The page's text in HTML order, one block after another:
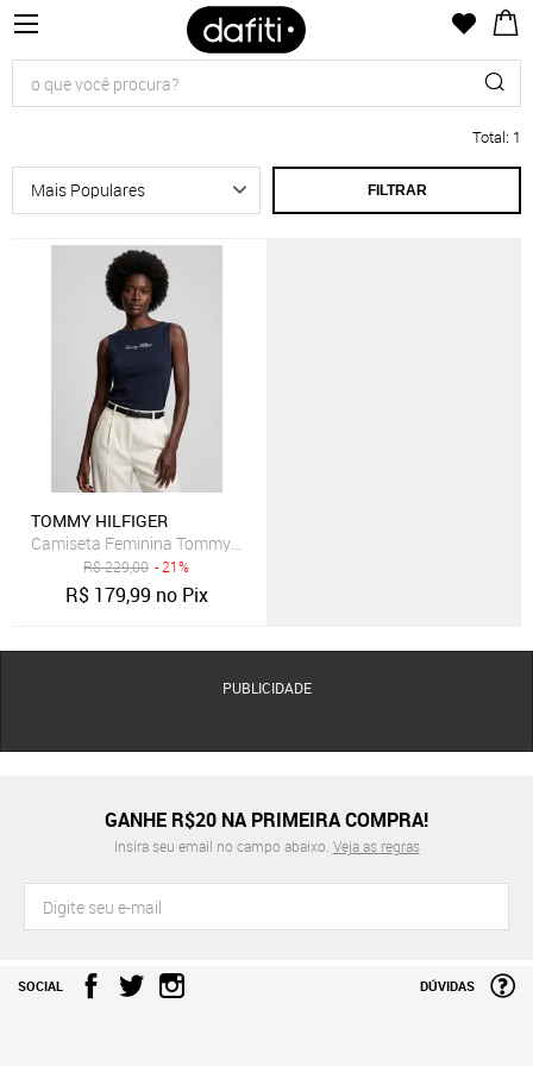
Total: 1
FILTRAR
TOMMY HILFIGER
Camiseta Feminina Tommy Hilfiger Classic Script Decote Canoa
R$229,00 - 21%
R$ 179,99 no Pix
PUBLICIDADE
GANHE R$20 NA PRIMEIRA COMPRA!
Insira seu email no campo abaixo. Veja as regras
SOCIAL DÚVIDAS